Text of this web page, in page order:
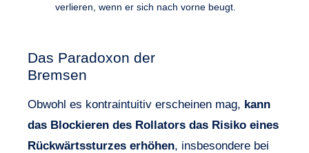
verlieren, wenn er sich nach vorne beugt.
Das Paradoxon der
Bremsen
Obwohl es kontraintuitiv erscheinen mag, kann
das Blockieren des Rollators das Risiko eines
Rückwärtssturzes erhöhen, insbesondere bei